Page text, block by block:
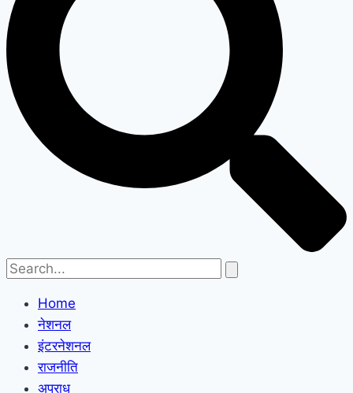
Home
नेशनल
इंटरनेशनल
राजनीति
अपराध